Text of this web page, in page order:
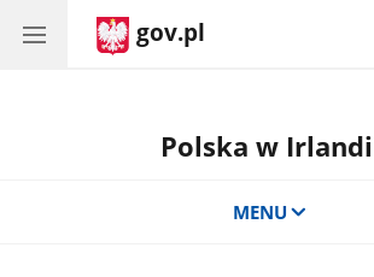
gov.pl
Polska w
MENU